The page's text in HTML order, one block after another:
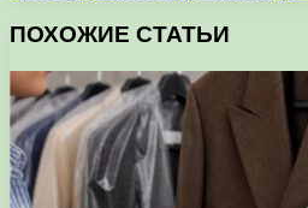
ПОХОЖИЕ СТАТЬИ